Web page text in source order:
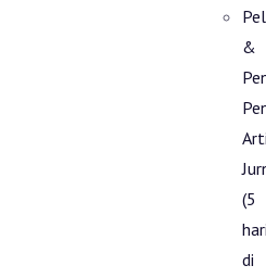
&
(5
di